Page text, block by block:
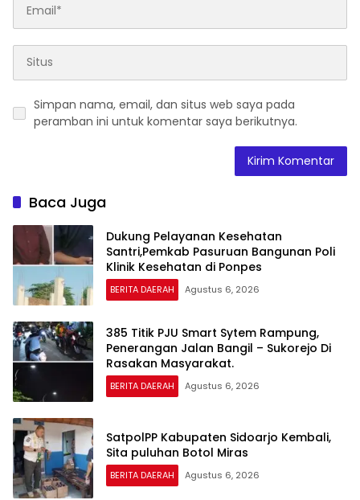
Simpan nama, email, dan situs web saya pada
peramban ini untuk komentar saya berikutnya.
Baca Juga
Dukung Pelayanan Kesehatan
Santri,Pemkab Pasuruan Bangunan Poli
Klinik Kesehatan di Ponpes
BERITA DAERAH Agustus 6, 2026
385 Titik PJU Smart Sytem Rampung,
Penerangan Jalan Bangil – Sukorejo Di
Rasakan Masyarakat.
BERITA DAERAH Agustus 6, 2026
SatpolPP Kabupaten Sidoarjo Kembali,
Sita puluhan Botol Miras
BERITA DAERAH Agustus 6, 2026